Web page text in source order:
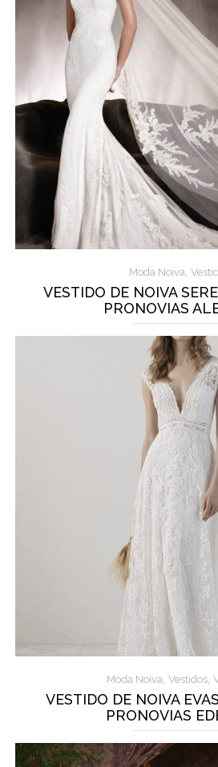
Moda Noiva,
VESTIDO DE NOIVA
PRONOVIAS
Moda Noiva, Vestidos,
VESTIDO DE NOIVA
PRONOVIAS